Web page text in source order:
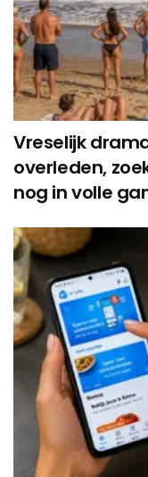
Vreselijk
overleden,
nog in volle